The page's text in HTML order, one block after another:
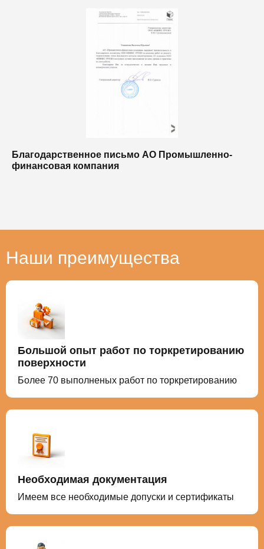
Благодарственное письмо АО Промышленно-
финансовая компания
Наши преимущества
Большой опыт работ по торкретированию
поверхности
Более 70 выполненых работ по торкретированию
Необходимая документация
Имеем все необходимые допуски и сертификаты